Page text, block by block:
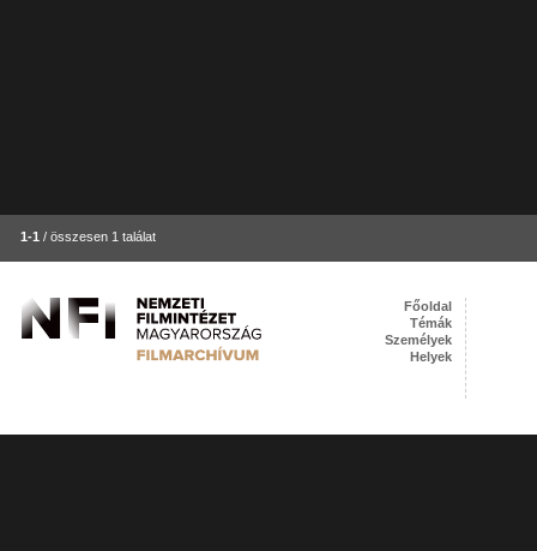
1-1 / összesen 1 találat
Főoldal
Témák
Személyek
Helyek